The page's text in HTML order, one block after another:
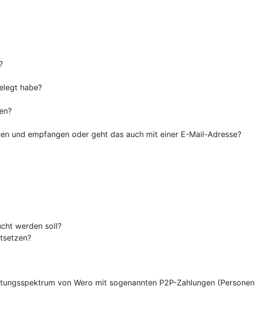
habe?
und empfangen oder geht das auch mit einer E-Mail-Adresse?
werden soll?
von Wero mit sogenannten P2P-Zahlungen